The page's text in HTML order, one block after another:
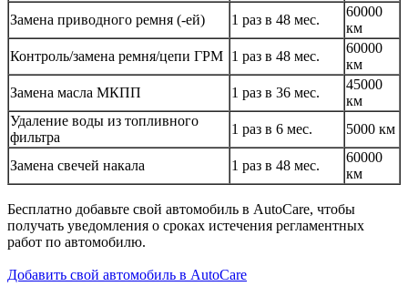
Замена приводного ремня (-ей)
1 раз в 48 мес.
60000
км
Контроль/замена ремня/цепи ГРМ 1 раз в 48 мес.
60000
км
Замена масла МКПП
1 раз в 36 мес.
45000
км
Удаление воды из топливного
фильтра
1 раз в 6 мес. 5000 км
Замена свечей накала 1 раз в 48 мес.
60000
км
Бесплатно добавьте свой автомобиль в AutoCare, чтобы
получать уведомления о сроках истечения регламентных
работ по автомобилю.
Добавить свой автомобиль в AutoCare